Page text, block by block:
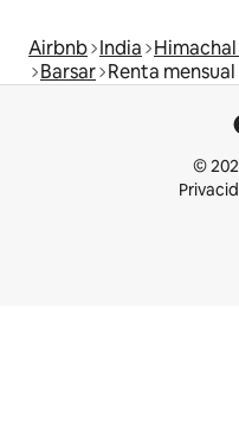
Airbnb India
Barsar Renta
©